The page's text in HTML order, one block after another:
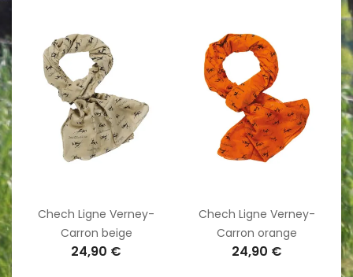
Chech Ligne Verney-
Carron beige
24,90 €
Chech Ligne Verney-
Carron orange
24,90 €